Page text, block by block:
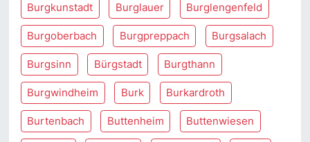
Burgkunstadt Burglauer Burglengenfeld
Burgoberbach Burgpreppach Burgsalach
Burgsinn Bürgstadt Burgthann
Burgwindheim Burk Burkardroth
Burtenbach Buttenheim Buttenwiesen